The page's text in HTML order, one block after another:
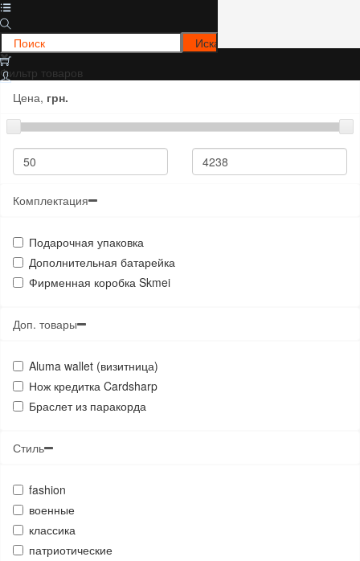
Фильтр товаров
Цена, грн.
Комплектация
Подарочная упаковка
Дополнительная батарейка
Фирменная коробка Skmei
Доп. товары
Aluma wallet (визитница)
Нож кредитка Cardsharp
Браслет из паракорда
Стиль
fashion
военные
классика
патриотические